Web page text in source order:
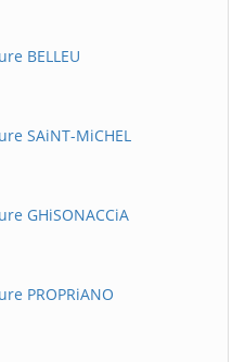
BELLEU
SAiNT-MiCHEL
GHiSONACCiA
PROPRiANO